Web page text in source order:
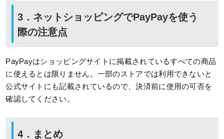
3．ネットショッピングでPayPayを使う
際の注意点
PayPayはショッピングサイトに掲載されているすべての商品
に使えるとは限りません。一部のストアでは利用できないと
公式サイトにも記載されているので、決済前に使用の可否を
確認してください。
4．まとめ